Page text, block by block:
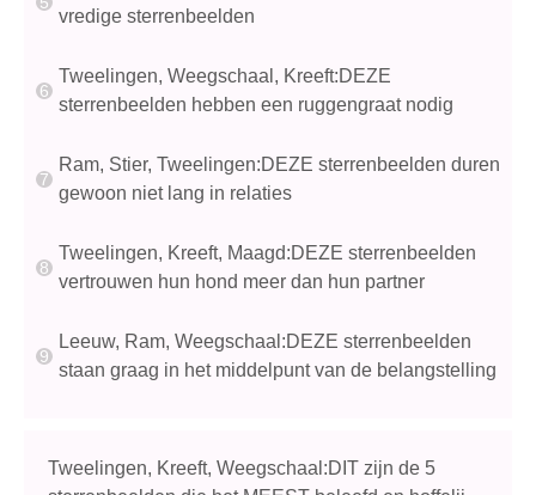
vredige sterrenbeelden
Tweelingen, Weegschaal, Kreeft:DEZE
sterrenbeelden hebben een ruggengraat nodig
Ram, Stier, Tweelingen:DEZE sterrenbeelden duren
gewoon niet lang in relaties
Tweelingen, Kreeft, Maagd:DEZE sterrenbeelden
vertrouwen hun hond meer dan hun partner
Leeuw, Ram, Weegschaal:DEZE sterrenbeelden
staan ​​graag in het middelpunt van de belangstelling
Tweelingen, Kreeft, Weegschaal:DIT zijn de 5